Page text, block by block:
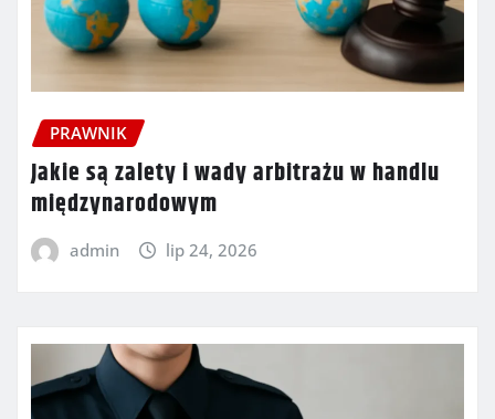
PRAWNIK
Jakie są zalety i wady arbitrażu w handlu
międzynarodowym
admin lip 24, 2026